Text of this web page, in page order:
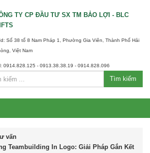
TY CP ĐẦU TƯ SX TM BẢO LỢI - BLC
Số 38 tổ 8 Nam Pháp 1, Phường Gia Viên, Thành Phố Hải
Việt Nam
0914.828.125 - 0913.38.38.19 - 0914.828.096
Tìm kiếm
vấn
Teambuilding In Logo: Giải Pháp Gắn Kết